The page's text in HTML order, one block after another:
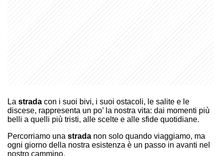
La strada con i suoi bivi, i suoi ostacoli, le salite e le
discese, rappresenta un po’ la nostra vita: dai momenti più
belli a quelli più tristi, alle scelte e alle sfide quotidiane.
Percorriamo una strada non solo quando viaggiamo, ma
ogni giorno della nostra esistenza è un passo in avanti nel
nostro cammino.